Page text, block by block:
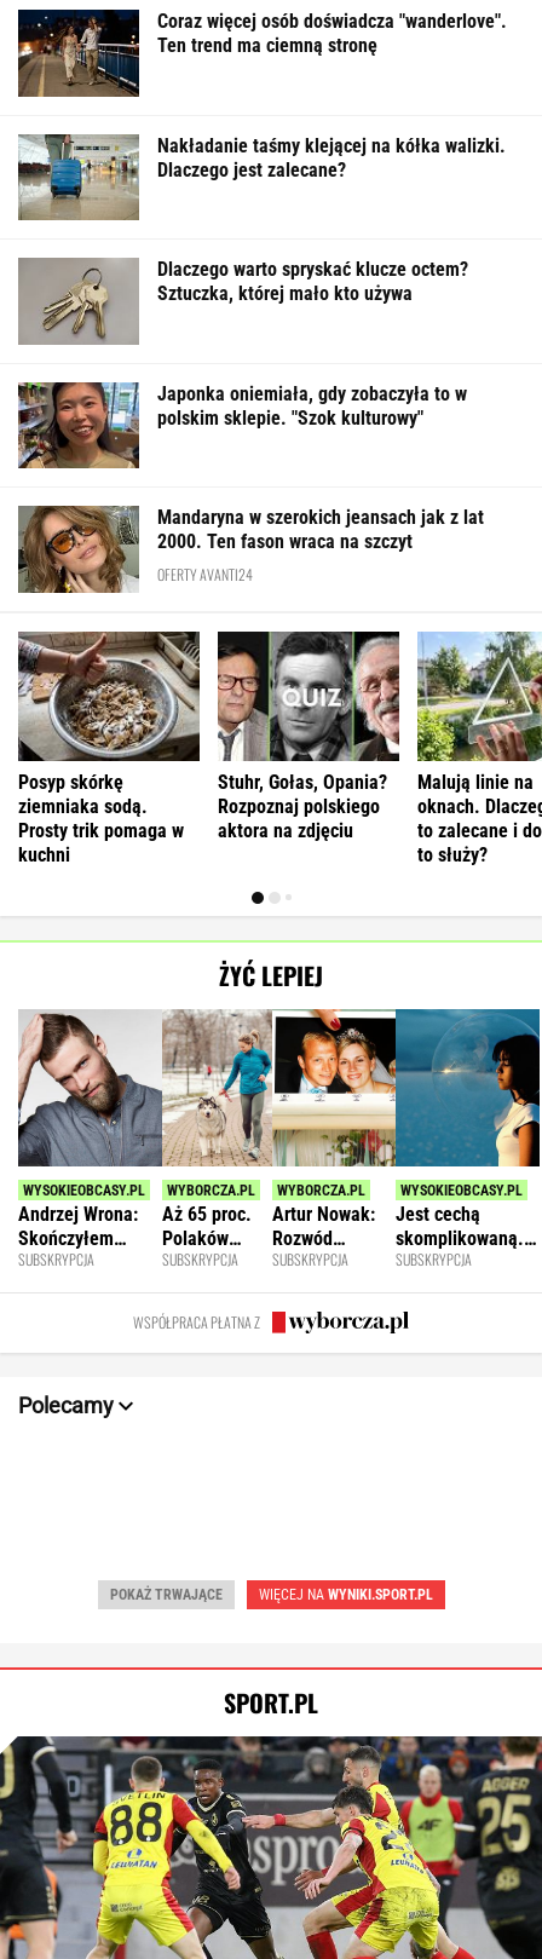
Coraz więcej osób doświadcza "wanderlove".
Ten trend ma ciemną stronę
Nakładanie taśmy klejącej na kółka walizki.
Dlaczego jest zalecane?
Dlaczego warto spryskać klucze octem?
Sztuczka, której mało kto używa
Japonka oniemiała, gdy zobaczyła to w
polskim sklepie. "Szok kulturowy"
Mandaryna w szerokich jeansach jak z lat
2000. Ten fason wraca na szczyt
OFERTY AVANTI24
Posyp skórkę
ziemniaka sodą.
Prosty trik pomaga w
kuchni
Stuhr, Gołas, Opania?
Rozpoznaj polskiego
aktora na zdjęciu
Malują linie na
oknach.
to zalecane i
to służy?
ŻYĆ LEPIEJ
Andrzej Wrona:
Skończyłem
karierę, bo
SUBSKRYPCJA
Aż 65 proc.
Polaków
odczuwa
Nie ćwiczy w
ogóle
SUBSKRYPCJA
Artur Nowak:
Rozwód
odsłania dużo
prawda o
współmałżonku
SUBSKRYPCJA
Jest cechą
skomplikowaną.
Sprawia, że silniej
SUBSKRYPCJA
WSPÓŁPRACA PŁATNA Z
Polecamy
POKAŻ TRWAJĄCE WIĘCEJ NAWYNIKI.SPORT.PL
SPORT.PL